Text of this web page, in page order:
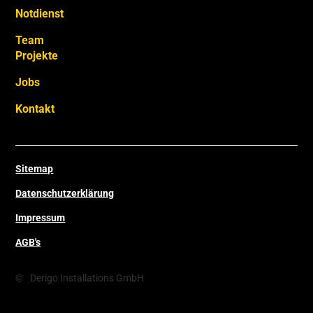
Notdienst
Team
Projekte
Jobs
Kontakt
Sitemap
Datenschutzerklärung
Impressum
AGB's
© Derigo Installations GmbH